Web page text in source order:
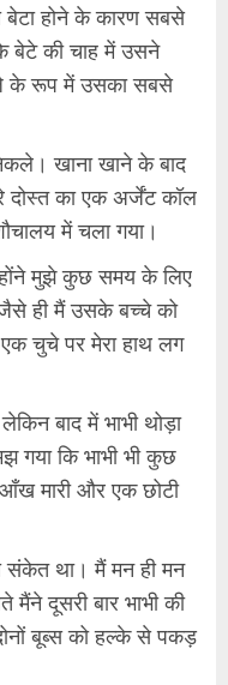
बेटा होने के कारण सबसे
बेटे की चाह में उसने
के रूप में उसका सबसे
खाना खाने के बाद
का एक अर्जेंट कॉल
में चला गया।
मुझे कुछ समय के लिए
ही मैं उसके बच्चे को
चुचे पर मेरा हाथ लग
बाद में भाभी थोड़ा
गया कि भाभी भी कुछ
मारी और एक छोटी
संकेत था। मैं मन ही मन
दूसरी बार भाभी की
बूब्स को हल्के से पकड़